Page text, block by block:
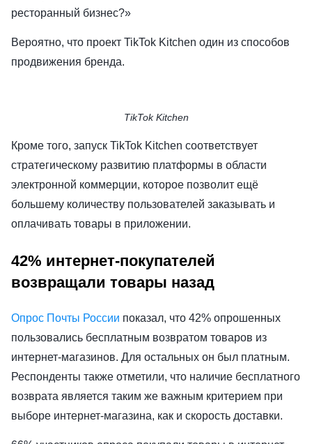
ресторанный бизнес?»
Вероятно, что проект TikTok Kitchen один из способов
продвижения бренда.
TikTok Kitchen
Кроме того, запуск TikTok Kitchen соответствует
стратегическому развитию платформы в области
электронной коммерции, которое позволит ещё
большему количеству пользователей заказывать и
оплачивать товары в приложении.
42% интернет-покупателей
возвращали товары назад
Опрос Почты России показал, что 42% опрошенных
пользовались бесплатным возвратом товаров из
интернет-магазинов. Для остальных он был платным.
Респонденты также отметили, что наличие бесплатного
возврата является таким же важным критерием при
выборе интернет-магазина, как и скорость доставки.